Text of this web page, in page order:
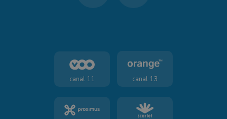
canal 11 canal 13